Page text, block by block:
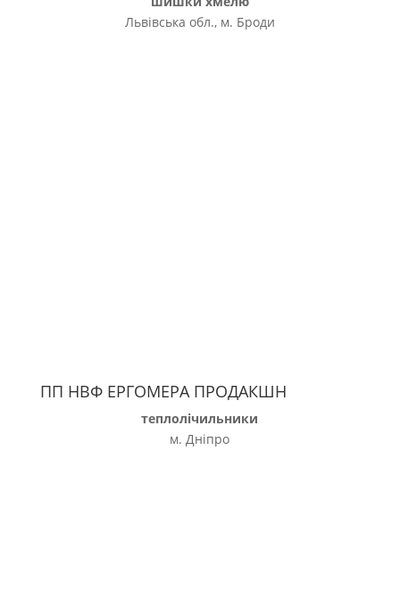
Львівська обл., м. Броди
ПП НВФ ЕРГОМЕРА ПРОДАКШН
теплолічильники
м. Дніпро